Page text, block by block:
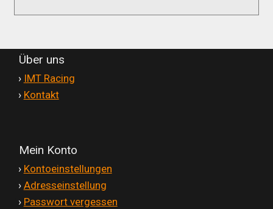
Über uns
› IMT Racing
› Kontakt
Mein Konto
› Kontoeinstellungen
› Adresseinstellung
› Passwort vergessen